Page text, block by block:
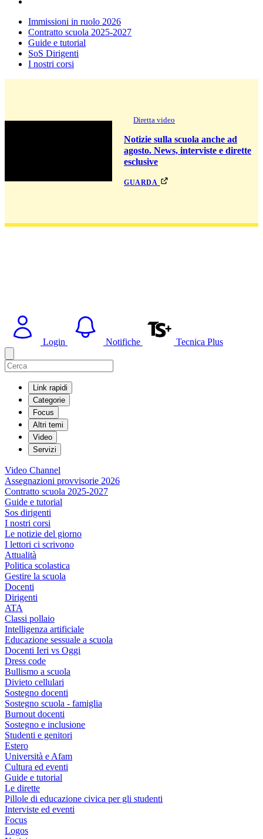
Immissioni in ruolo 2026
Contratto scuola 2025-2027
Guide e tutorial
SoS Dirigenti
I nostri corsi
Diretta video
Notizie sulla scuola anche ad
agosto. News, interviste e dirette
esclusive
guarda
Login Notifiche Tecnica Plus
Link rapidi
Categorie
Focus
Altri temi
Video
Servizi
Video Channel
Assegnazioni provvisorie 2026
Contratto scuola 2025-2027
Guide e tutorial
Sos dirigenti
I nostri corsi
Le notizie del giorno
I lettori ci scrivono
Attualità
Politica scolastica
Gestire la scuola
Docenti
Dirigenti
ATA
Classi pollaio
Intelligenza artificiale
Educazione sessuale a scuola
Docenti Ieri vs Oggi
Dress code
Bullismo a scuola
Divieto cellulari
Sostegno docenti
Sostegno scuola - famiglia
Burnout docenti
Sostegno e inclusione
Studenti e genitori
Estero
Università e Afam
Cultura ed eventi
Guide e tutorial
Le dirette
Pillole di educazione civica per gli studenti
Interviste ed eventi
Focus
Logos